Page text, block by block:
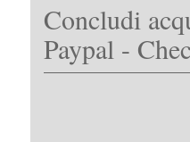
Concludi
Paypal -